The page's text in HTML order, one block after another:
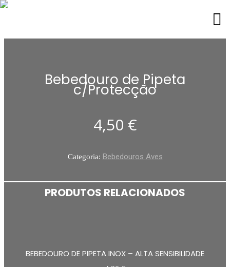
Bebedouro de Pipeta
c/Protecção
4,50 €
Categoria: Bebedouros Aves
PRODUTOS RELACIONADOS
BEBEDOURO DE PIPETA INOX – ALTA SENSIBILIDADE